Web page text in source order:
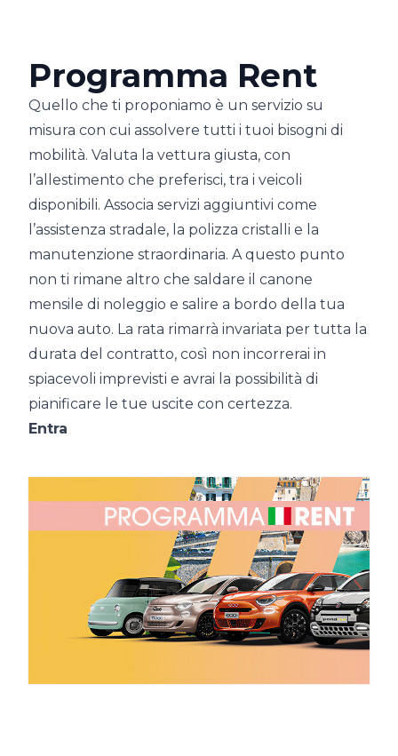
Programma Rent
Quello che ti proponiamo è un servizio su
misura con cui assolvere tutti i tuoi bisogni di
mobilità. Valuta la vettura giusta, con
l’allestimento che preferisci, tra i veicoli
disponibili. Associa servizi aggiuntivi come
l’assistenza stradale, la polizza cristalli e la
manutenzione straordinaria. A questo punto
non ti rimane altro che saldare il canone
mensile di noleggio e salire a bordo della tua
nuova auto. La rata rimarrà invariata per tutta la
durata del contratto, così non incorrerai in
spiacevoli imprevisti e avrai la possibilità di
pianificare le tue uscite con certezza.
Entra